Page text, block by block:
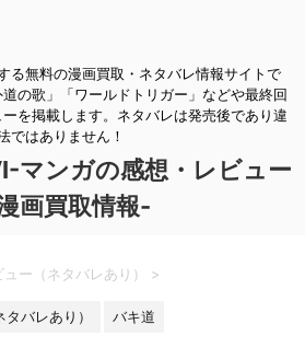
る無料の漫画買取・ネタバレ情報サイトで
の歌」「ワールドトリガー」などや最終回
を掲載します。ネタバレは発売後であり違
ではありません！
マンガの感想・レビュー
画買取情報-
ー（ネタバレあり） >
バレあり） バキ道